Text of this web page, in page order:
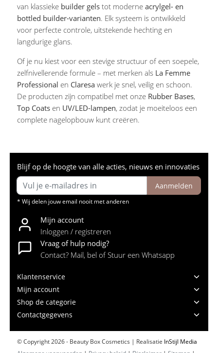
van klassieke builder gels tot moderne acrylgel- en
bottled builder-varianten. Elk systeem is ontwikkeld
voor perfecte controle, uitstekende hechting en
langdurige glans.
Of je nu kiest voor een stevige structuur of een soepele,
zelfnivellerende formule – met merken als La Femme
Professional en Claresa werk je snel, veilig en schoon.
De producten zijn compatibel met onze Rubber Bases,
Top Coats en UV/LED-lampen, zodat je moeiteloos een
complete nagelopbouw kunt creëren.
Blijf op de hoogte van alle acties, nieuws en innovaties
Aanmelden
* Wij delen jouw email nooit met anderen
Mijn account
Inloggen / registreren
Vraag of hulp nodig?
Contact? Mail, bel of Stuur een Whatsapp
Klantenservice
Mijn account
Shop de categorie
Contactgegevens
© Copyright 2026 - Beauty Box Cosmetics | Realisatie InStijl Media